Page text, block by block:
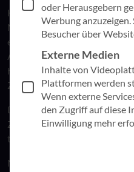
Hardware-Einschränkungen,
Marktsituation ergaben,
es zu überwinden galt. Trotz
Ausgangssituation konnte das
hochfunktionale IT-
Ziele erreichen.
Der Erfolg dieses Projekts war
Zusammenarbeit im
termingerechten Abstimmung
Möchten Sie detaillierte
oder Herausgebern
Werbung anzuzeigen.
Besucher über
Externe Medien
Inhalte von
Plattformen werden
Wenn externe
den Zugriff auf diese
Einwilligung mehr